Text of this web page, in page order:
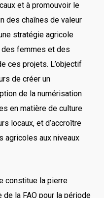
et à promouvoir le
des chaînes de valeur
stratégie agricole
des femmes et des
ces projets. L’objectif
de créer un
de la numérisation
en matière de culture
locaux, et d’accroître
agricoles aux niveaux
constitue la pierre
de la FAO pour la période